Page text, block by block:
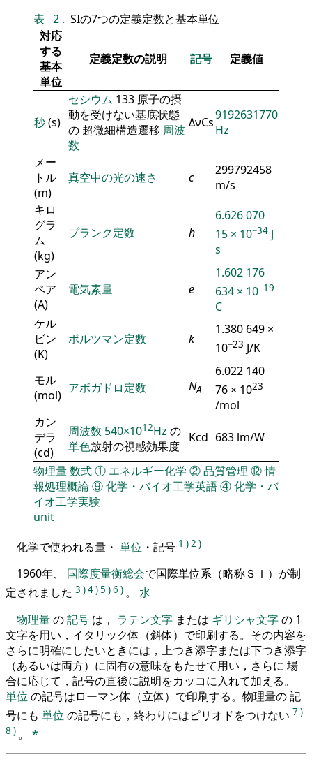
表 2 . SIの7つの定義定数と基本単位
対応
する
基本
単位
定義定数の説明 記号 定義値
秒(s)
セシウム 133 原子の摂
動を受けない基底状態
の 超微細構造遷移 周波
数
ΔνCs9192631770
Hz
メー
トル
(m)
真空中の光の速さ c
299792458
m/s
キロ
グラ
ム
(kg)
プランク定数 h
6.626 070
15 × 10−34 J
s
アン
ペア
(A)
電気素量 e
1.602 176
634 × 10−19
C
ケル
ビン
(K)
ボルツマン定数 k
1.380 649 ×
10−23 J/K
モル
(mol) アボガドロ定数 NA
6.022 140
76 × 1023
/mol
カン
デラ
(cd)
周波数 540×1012Hz の
単色放射の視感効果度
Kcd 683 lm/W
物理量数式① エネルギー化学 ②品質管理 ⑫情
報処理概論⑨化学・バイオ工学英語④化学・バ
イオ工学実験
unit
化学で使われる量・ 単位 ・記号 1 )2 )
1960年、 国際度量衡総会で国際単位系（略称ＳＩ）が制
定されました 3 )4)5 )6 ) 。 水
物理量の記号 は， ラテン文字 または ギリシャ文字の 1
文字を用い，イタリック体（斜体）で印刷する。その内容を
さらに明確にしたいときには，上つき添字または下つき添字
（あるいは両方）に固有の意味をもたせて用い，さらに 場
合に応じて，記号の直後に説明をカッコに入れて加える。
単位 の記号はローマン体（立体）で印刷する。物理量の 記
号にも 単位 の記号にも，終わりにはピリオドをつけない 7 )
8 ) 。 *